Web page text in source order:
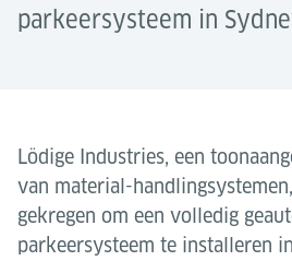
parkeersysteem in
Lödige Industries, een
van material-
gekregen om een volledig
parkeersysteem te installeren